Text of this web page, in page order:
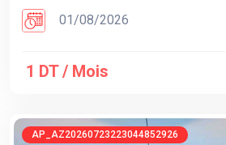
01/08/2026
1 DT / Mois
AP_AZ20260723223044852926